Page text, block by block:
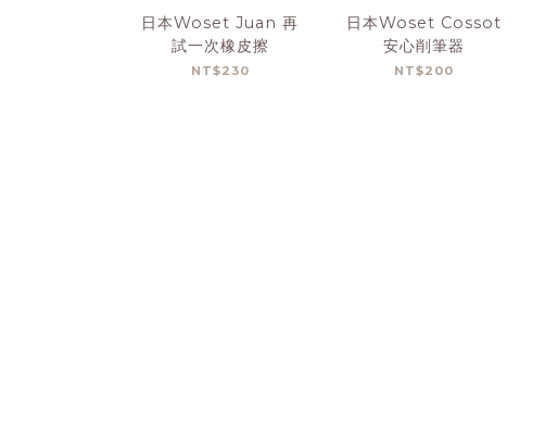
日本Woset Juan 再
試一次橡皮擦
NT$230
日本Woset Cossot
安心削筆器
NT$200